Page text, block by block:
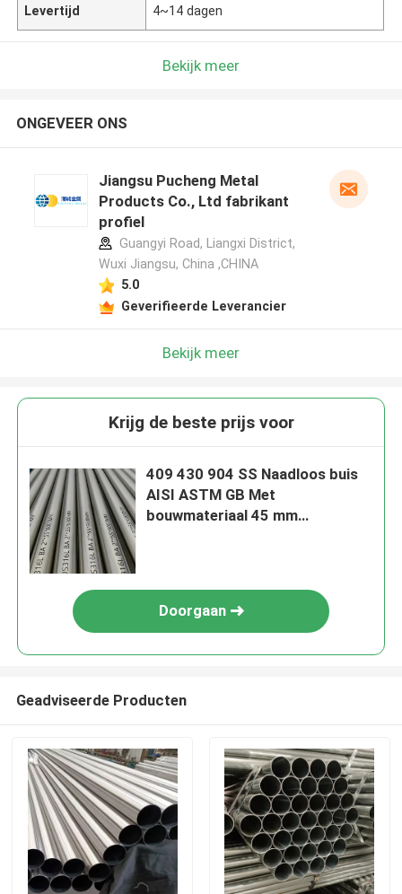
Levertijd 4~14 dagen
Bekijk meer
ONGEVEER ONS
Jiangsu Pucheng Metal
Products Co., Ltd fabrikant
profiel
Guangyi Road, Liangxi District,
Wuxi Jiangsu, China ,CHINA
5.0
Geverifieerde Leverancier
Bekijk meer
Krijg de beste prijs voor
409 430 904 SS Naadloos buis
AISI ASTM GB Met
bouwmateriaal 45 mm
Doorgaan
Geadviseerde Producten